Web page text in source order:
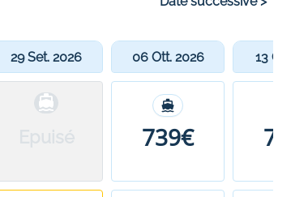
29 Set. 2026 06 Ott. 2026 13
739€